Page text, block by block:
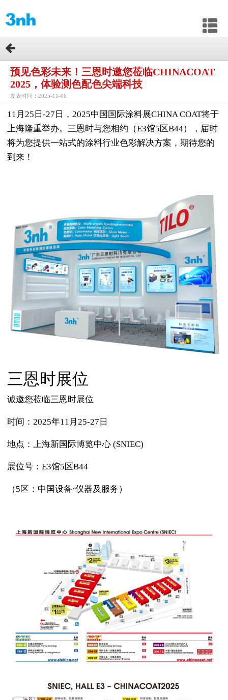
预见色彩未来！三恩时邀您莅临CHINACOAT
2025，体验测色配色尖端科技
发表时间：2025-11-06
11 月 25 日 -27 日， 2025中国国际涂料展CHINA COAT将于
上海隆重举办。 三恩时与您相约（E3馆5区B44），届时
将为您提供一站式的涂料行业色彩解决方案，期待您的
到来！
三恩时展位
诚邀您莅临三恩时展位
时间：2025年11月25-27日
地点：上海新国际博览中心 (SNIEC)
展位号：E3馆5区B44
（5区：中国设备·仪器及服务）